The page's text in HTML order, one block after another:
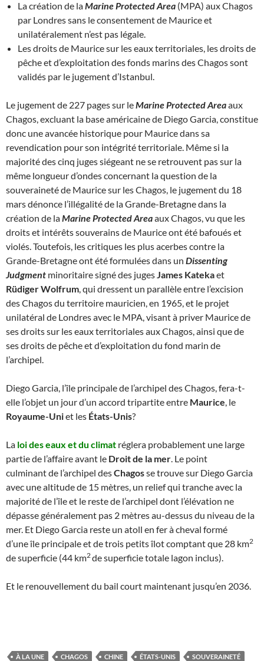
La création de laMarine Protected Area (MPA) aux Chagos
par Londres sans le consentement de Maurice et
unilatéralement n’est pas légale.
Les droits de Maurice sur les eaux territoriales, les droits de
pêche et d’exploitation des fonds marins des Chagos sont
validés par le jugement d’Istanbul.
Le jugement de 227 pages sur leMarine Protected Areaaux
Chagos, excluant la base américaine de Diego Garcia, constitue
donc une avancée historique pour Maurice dans sa
revendication pour son intégrité territoriale. Même si la
majorité des cinq juges siégeant ne se retrouvent pas sur la
même longueur d’ondes concernant la question de la
souveraineté de Maurice sur les Chagos, le jugement du 18
mars dénonce l’illégalité de la Grande-Bretagne dans la
création de laMarine Protected Areaaux Chagos, vu que les
droits et intérêts souverains de Maurice ont été bafoués et
violés. Toutefois, les critiques les plus acerbes contre la
Grande-Bretagne ont été formulées dans un Dissenting
Judgment minoritaire signé des jugesJames Katekaet
Rüdiger Wolfrum, qui dressent un parallèle entre l’excision
des Chagos du territoire mauricien, en 1965, et le projet
unilatéral de Londres avec le MPA, visant à priver Maurice de
ses droits sur les eaux territoriales aux Chagos, ainsi que de
ses droits de pêche et d’exploitation du fond marin de
l’archipel.
Diego Garcia, l’île principale de l’archipel des Chagos, fera-t-
elle l’objet un jour d’un accord tripartite entre Maurice, le
Royaume-Uniet les États-Unis?
La loi des eaux et du climat réglera probablement une large
partie de l’affaire avant le Droit de la mer. Le point
culminant de l’archipel desChagosse trouve sur Diego Garcia
avec une altitude de 15 mètres, un relief qui tranche avec la
majorité de l’île et le reste de l’archipel dont l’élévation ne
dépasse généralement pas 2 mètres au-dessus du niveau de la
mer. Et Diego Garcia reste un atoll en fer à cheval formé
d’une île principale et de trois petits îlot comptant que 28 km2
de superficie (44 km2de superficie totale lagon inclus).
Et le renouvellement du bail court maintenant jusqu’en 2036.
À LA UNE CHAGOS CHINE ÉTATS-UNIS SOUVERAINETÉ